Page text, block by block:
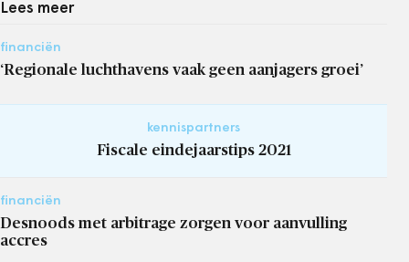
Lees meer
financiën
‘Regionale luchthavens vaak geen aanjagers groei’
kennispartners
Fiscale eindejaarstips 2021
financiën
Desnoods met arbitrage zorgen voor aanvulling
accres